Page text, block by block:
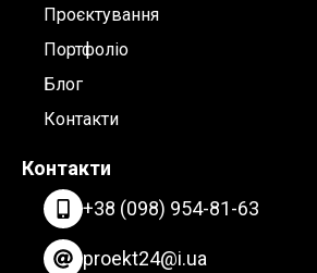
Проєктування
Портфоліо
Блог
Контакти
Контакти
+38 (098) 954-81-63
proekt24@i.ua